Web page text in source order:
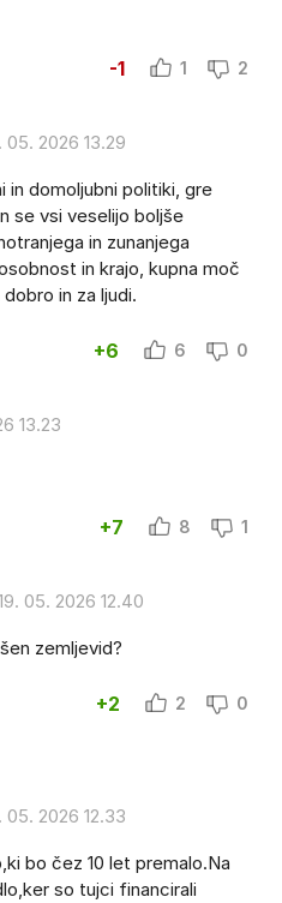
-1 1 2
05. 2026 13.29
in domoljubni politiki, gre
se vsi veselijo boljše
in zunanjega
in krajo, kupna moč
in za ljudi.
+6 6 0
13.23
+7 8 1
05. 2026 12.40
zemljevid?
+2 2 0
05. 2026 12.33
bo čez 10 let premalo.Na
so tujci financirali